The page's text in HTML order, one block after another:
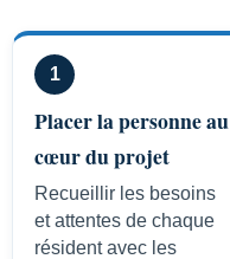
1
Placer la personne au
cœur du projet
Recueillir les besoins
et attentes de chaque
résident avec les